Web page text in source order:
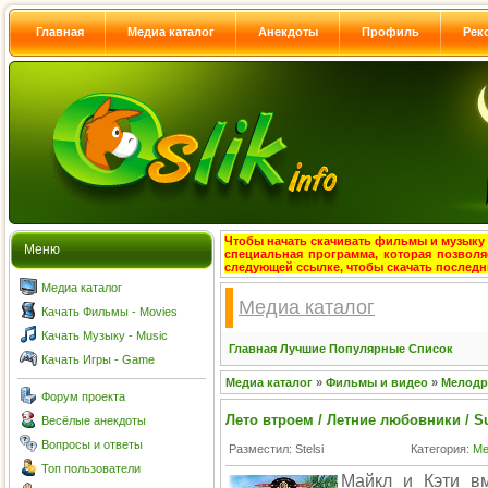
Главная Медиа каталог Анекдоты Профиль
Меню
Медиа каталог
Качать Фильмы - Movies
Качать Музыку - Music
Качать Игры - Game
Форум проекта
Весёлые анекдоты
Вопросы и ответы
Топ пользователи
Чтобы начать скачивать фильмы и музыку
специальная программа, которая
следующей ссылке, чтобы скачать
Медиа каталог
Главная Лучшие Популярные Список
Медиа каталог » Фильмы и видео »
Лето втроем / Летние любовники /
Разместил: Stelsi Категория:
Майкл и Кэти